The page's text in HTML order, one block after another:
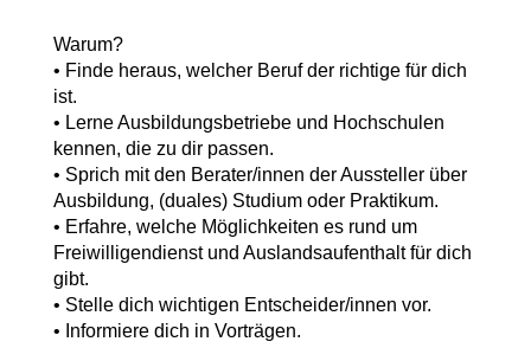
Warum?
• Finde heraus, welcher Beruf der richtige für dich
ist.
• Lerne Ausbildungsbetriebe und Hochschulen
kennen, die zu dir passen.
• Sprich mit den Berater/innen der Aussteller über
Ausbildung, (duales) Studium oder Praktikum.
• Erfahre, welche Möglichkeiten es rund um
Freiwilligendienst und Auslandsaufenthalt für dich
gibt.
• Stelle dich wichtigen Entscheider/innen vor.
• Informiere dich in Vorträgen.